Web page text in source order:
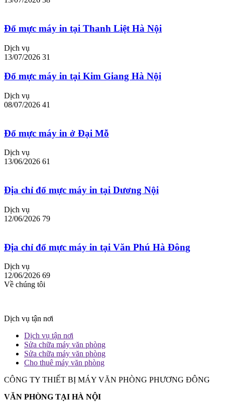
Đổ mực máy in tại Thanh Liệt Hà Nội
Dịch vụ
13/07/2026 31
Đổ mực máy in tại Kim Giang Hà Nội
Dịch vụ
08/07/2026 41
Đổ mực máy in ở Đại Mỗ
Dịch vụ
13/06/2026 61
Địa chỉ đổ mực máy in tại Dương Nội
Dịch vụ
12/06/2026 79
Địa chỉ đổ mực máy in tại Văn Phú Hà Đông
Dịch vụ
12/06/2026 69
Về chúng tôi
Dịch vụ tận nơi
Dịch vụ tận nơi
Sửa chữa máy văn phòng
Sửa chữa máy văn phòng
Cho thuê máy văn phòng
CÔNG TY THIẾT BỊ MÁY VĂN PHÒNG PHƯƠNG ĐÔNG
VĂN PHÒNG TẠI HÀ NỘI